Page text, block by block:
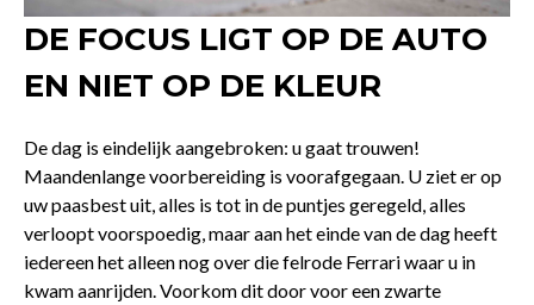
DE FOCUS LIGT OP DE AUTO
EN NIET OP DE KLEUR
De dag is eindelijk aangebroken: u gaat trouwen!
Maandenlange voorbereiding is voorafgegaan. U ziet er op
uw paasbest uit, alles is tot in de puntjes geregeld, alles
verloopt voorspoedig, maar aan het einde van de dag heeft
iedereen het alleen nog over die felrode Ferrari waar u in
kwam aanrijden. Voorkom dit door voor een zwarte